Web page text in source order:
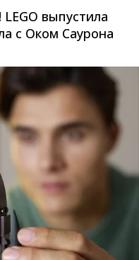
выпустила
с Оком Саурона